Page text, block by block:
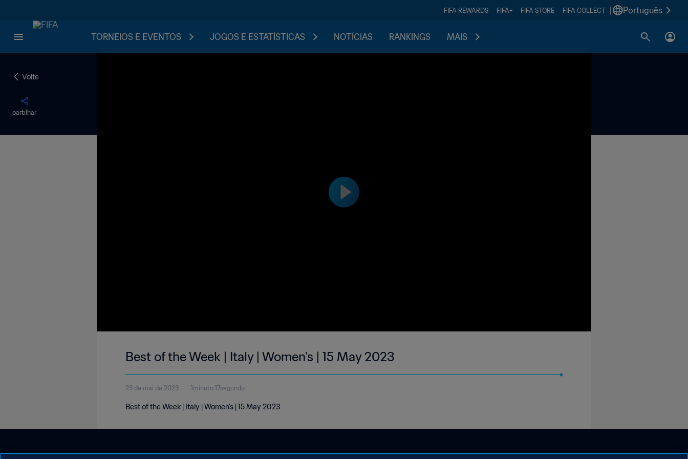
FIFA REWARDS FIFA+ FIFA STORE FIFA COLLECT Português
TORNEIOS E EVENTOS JOGOS E ESTATÍSTICAS NOTÍCIAS RANKINGS MAIS
Volte
partilhar
Best of the Week | Italy | Women's | 15 May 2023
23 de mai de 2023 1minuto 17segundo
Best of the Week | Italy | Women's | 15 May 2023